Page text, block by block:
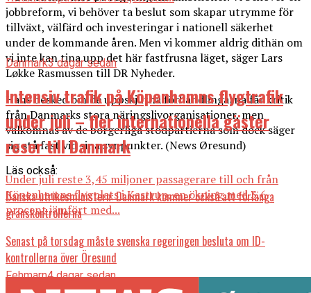
jobbreform, vi behöver ta beslut som skapar utrymme för
tillväxt, välfärd och investeringar i nationell säkerhet
under de kommande åren. Men vi kommer aldrig dithän om
vi inte kan tina upp det här fastfrusna läget, säger Lars
Løkke Rasmussen till DR Nyheder.
Hans besked om de uppskjutna förhandlingarna får kritik
från Danmarks stora näringslivorganisationer, men
välkomnas av de borgerliga stödpartierna som dock säger
sig stå fast vid sina synpunkter. (News Øresund)
Läs också:
Danska utrikesministern: Danmark kommer också att förlänga
gränskontrollerna
Senast på torsdag måste svenska regeringen besluta om ID-
kontrollerna över Öresund
Danmark3 dagar sedan
Intensiv trafik på Köpenhamns flygtrafik
under juli – fler internationella gäster
reser till Danmark
Under juli reste 3,45 miljoner passagerare till och från
Köpenhamns flygplats i Kastrup, en ökning med 3,6
procent jämfört med...
Fehmarn4 dagar sedan